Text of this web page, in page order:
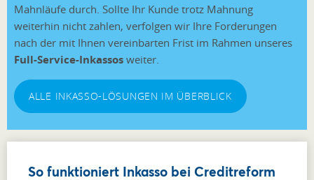
Mahnläufe durch. Sollte Ihr Kunde trotz Mahnung
weiterhin nicht zahlen, verfolgen wir Ihre Forderungen
nach der mit Ihnen vereinbarten Frist im Rahmen unseres
Full-Service-Inkassos weiter.
ALLE INKASSO-LÖSUNGEN IM ÜBERBLICK
So funktioniert Inkasso bei Creditreform